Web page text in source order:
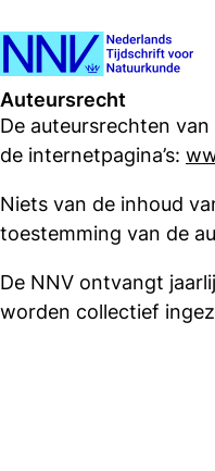
Auteursrecht
De auteursrechten
de internetpagina’s:
Niets van de inhoud
toestemming van de
De NNV ontvangt
worden collectief